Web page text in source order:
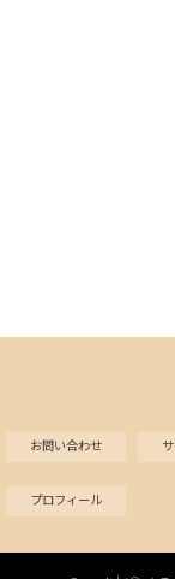
お問い合わせ
プロフィール